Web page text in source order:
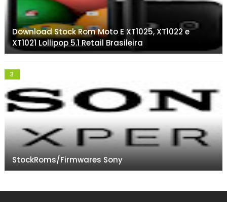
Download Stock Rom Moto E XT1025, XT1022 e
XT1021 Lollipop 5.1 Retail Brasileira
StockRoms/Firmwares Sony